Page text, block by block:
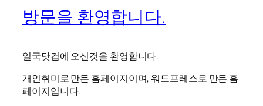
방문을 환영합니다.
일국닷컴에 오신것을 환영합니다.
개인취미로 만든 홈페이지이며, 워드프레스로 만든 홈
페이지입니다.